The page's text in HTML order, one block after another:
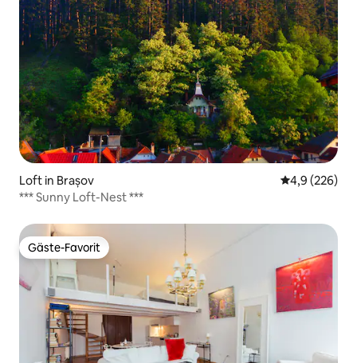
Loft in Brașov
4,9 (226)
*** Sunny Loft-Nest ***
Gäste-Favorit
Gäste-Favorit